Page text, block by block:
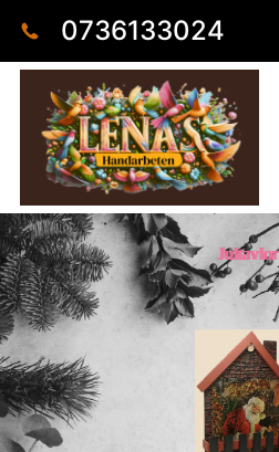
0736133024
Jultavlor